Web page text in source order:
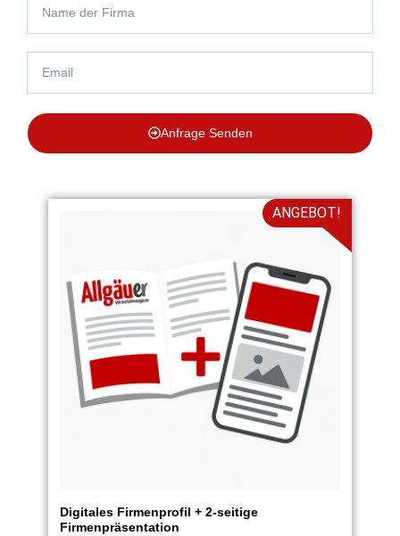
Anfrage Senden
ANGEBOT!
Digitales Firmenprofil + 2-seitige
Firmenpräsentation